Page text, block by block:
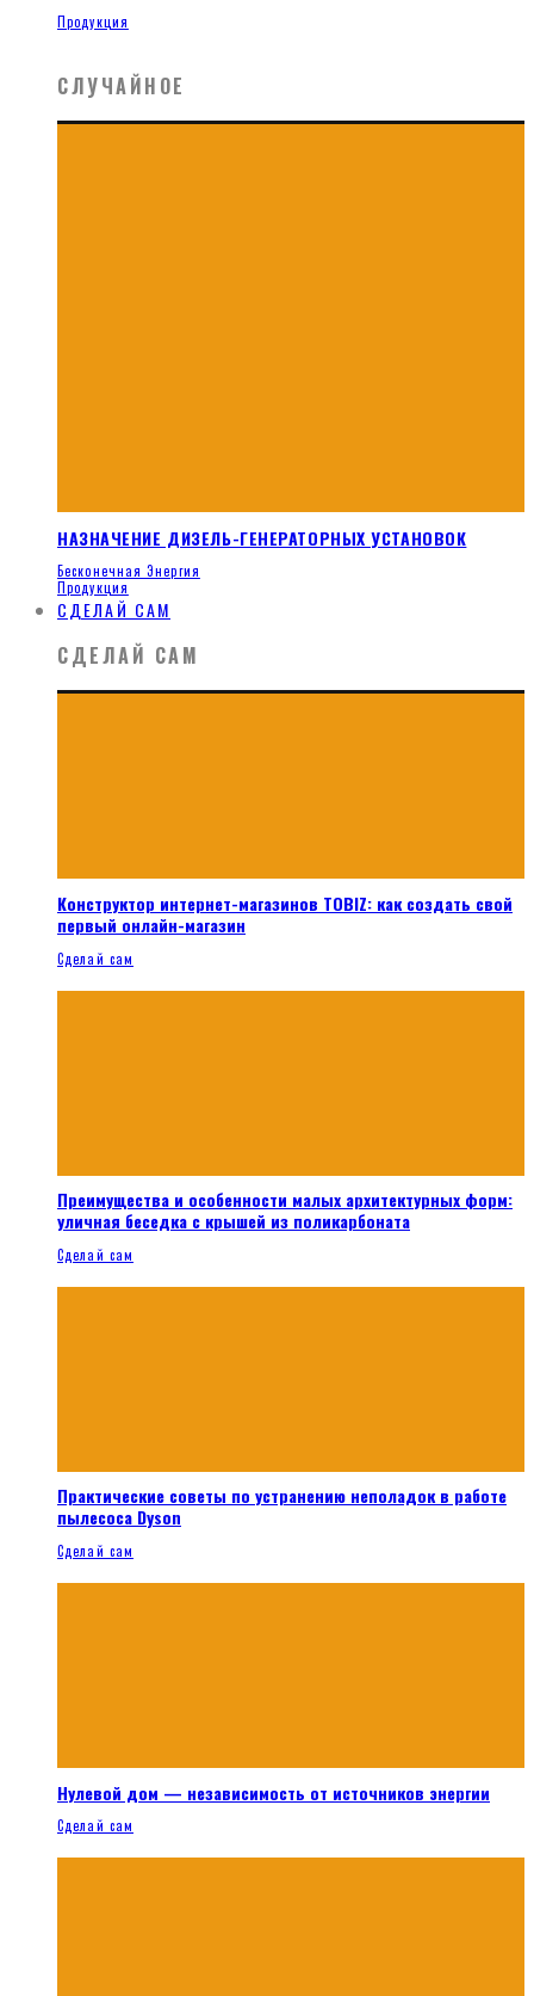
Продукция
СЛУЧАЙНОЕ
НАЗНАЧЕНИЕ ДИЗЕЛЬ-ГЕНЕРАТОРНЫХ УСТАНОВОК
Бесконечная Энергия
Продукция
СДЕЛАЙ САМ
СДЕЛАЙ САМ
Конструктор интернет-магазинов TOBIZ: как создать свой
первый онлайн-магазин
Сделай сам
Преимущества и особенности малых архитектурных форм:
уличная беседка с крышей из поликарбоната
Сделай сам
Практические советы по устранению неполадок в работе
пылесоса Dyson
Сделай сам
Нулевой дом — независимость от источников энергии
Сделай сам